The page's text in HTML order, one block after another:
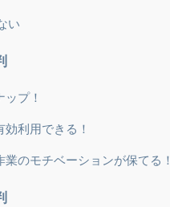
い
プ！
利用できる！
のモチベーションが保てる！